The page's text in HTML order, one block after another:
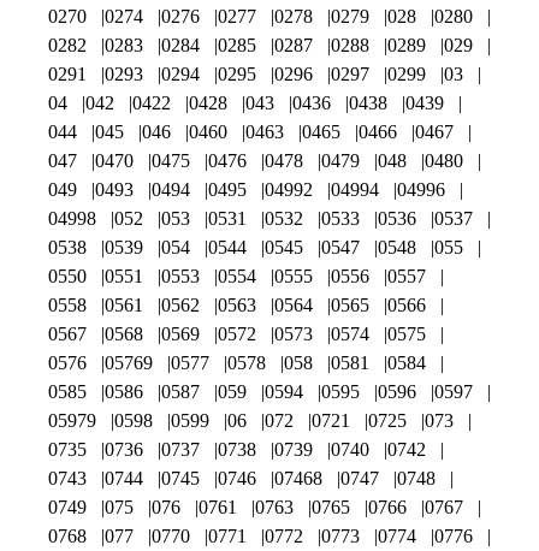
0270 0274 0276 0277 0278 0279 028
0280
0282
0283 0284 0285 0287 0288 0289
029
0291
0293 0294 0295 0296 0297 0299
03
04
042 0422 0428 043 0436 0438
0439
044
045 046 0460 0463 0465 0466
0467
047
0470 0475 0476 0478 0479 048
0480
049
0493 0494 0495 04992 04994
04996
04998
052 053 0531 0532 0533 0536
0537
0538
0539 054 0544 0545 0547 0548
055
0550
0551 0553 0554 0555 0556
0557
0558
0561 0562 0563 0564 0565
0566
0567
0568 0569 0572 0573 0574
0575
0576
05769 0577 0578 058 0581
0584
0585
0586 0587 059 0594 0595 0596
0597
05979
0598 0599 06 072 0721 0725
073
0735
0736 0737 0738 0739 0740
0742
0743
0744 0745 0746 07468 0747
0748
0749
075 076 0761 0763 0765 0766
0767
0768
077 0770 0771 0772 0773 0774
0776